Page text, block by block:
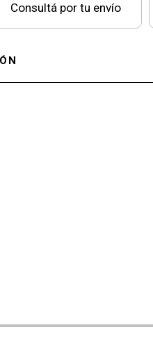
Consultá por tu envío